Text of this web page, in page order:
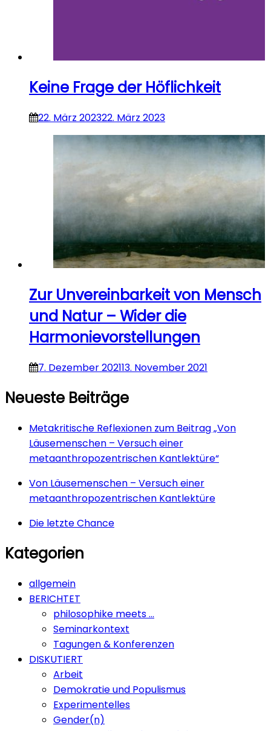
Keine Frage der Höflichkeit
22. März 202322. März 2023
Zur Unvereinbarkeit von Mensch
und Natur – Wider die
Harmonievorstellungen
7. Dezember 202113. November 2021
Neueste Beiträge
Metakritische Reflexionen zum Beitrag „Von
Läusemenschen – Versuch einer
metaanthropozentrischen Kantlektüre“
Von Läusemenschen – Versuch einer
metaanthropozentrischen Kantlektüre
Die letzte Chance
Kategorien
allgemein
BERICHTET
philosophike meets …
Seminarkontext
Tagungen & Konferenzen
DISKUTIERT
Arbeit
Demokratie und Populismus
Experimentelles
Gender(n)